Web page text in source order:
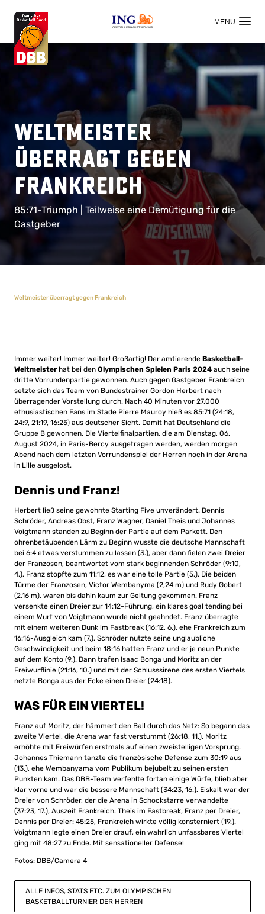
OFFIZIELLER HAUPTSPONSOR
Weltmeister
überragt gegen
Frankreich
85:71-Triumph | Teilweise eine Demütigung für die
Gastgeber
Weltmeister überragt gegen Frankreich
Immer weiter! Immer weiter! Großartig! Der amtierende Basketball-
Weltmeisterhat bei den Olympischen Spielen Paris 2024 auch seine
dritte Vorrundenpartie gewonnen. Auch gegen Gastgeber Frankreich
setzte sich das Team von Bundestrainer Gordon Herbert nach
überragender Vorstellung durch. Nach 40 Minuten vor 27.000
ethusiastischen Fans im Stade Pierre Mauroy hieß es 85:71 (24:18,
24:9, 21:19, 16:25) aus deutscher Sicht. Damit hat Deutschland die
Gruppe B gewonnen. Die Viertelfinalpartien, die am Dienstag, 06.
August 2024, in Paris-Bercy ausgetragen werden, werden morgen
Abend nach dem letzten Vorrundenspiel der Herren noch in der Arena
in Lille ausgelost.
Dennis und Franz!
Herbert ließ seine gewohnte Starting Five unverändert. Dennis
Schröder, Andreas Obst, Franz Wagner, Daniel Theis und Johannes
Voigtmann standen zu Beginn der Partie auf dem Parkett. Den
ohrenbetäubenden Lärm zu Beginn wusste die deutsche Mannschaft
bei 6:4 etwas verstummen zu lassen (3.), aber dann fielen zwei Dreier
der Franzosen, beantwortet vom stark beginnenden Schröder (9:10,
4.). Franz stopfte zum 11:12, es war eine tolle Partie (5.). Die beiden
Türme der Franzosen, Victor Wembanyma (2,24 m) und Rudy Gobert
(2,16 m), waren bis dahin kaum zur Geltung gekommen. Franz
versenkte einen Dreier zur 14:12-Führung, ein klares goal tending bei
einem Wurf von Voigtmann wurde nicht geahndet. Franz überragte
mit einem weiteren Dunk im Fastbreak (16:12, 6.), ehe Frankreich zum
16:16-Ausgleich kam (7.). Schröder nutzte seine unglaubliche
Geschwindigkeit und beim 18:16 hatten Franz und er je neun Punkte
auf dem Konto (9.). Dann trafen Isaac Bonga und Moritz an der
Freiwurflinie (21:16, 10.) und mit der Schlusssirene des ersten Viertels
netzte Bonga aus der Ecke einen Dreier (24:18).
WAS FÜR EIN VIERTEL!
Franz auf Moritz, der hämmert den Ball durch das Netz: So begann das
zweite Viertel, die Arena war fast verstummt (26:18, 11.). Moritz
erhöhte mit Freiwürfen erstmals auf einen zweistelligen Vorsprung.
Johannes Thiemann tanzte die französische Defense zum 30:19 aus
(13.), ehe Wembanyama vom Publikum bejubelt zu seinen ersten
Punkten kam. Das DBB-Team verfehlte fortan einige Würfe, blieb aber
klar vorne und war die bessere Mannschaft (34:23, 16.). Eiskalt war der
Dreier von Schröder, der die Arena in Schockstarre verwandelte
(37:23, 17.), Auszeit Frankreich. Theis im Fastbreak, Franz per Dreier,
Dennis per Dreier: 45:25, Frankreich wirkte völlig konsterniert (19.).
Voigtmann legte einen Dreier drauf, ein wahrlich unfassbares Viertel
ging mit 48:27 zu Ende. Mit sensationeller Defense!
Fotos: DBB/Camera 4
ALLE INFOS, STATS ETC. ZUM OLYMPISCHEN
BASKETBALLTURNIER DER HERREN